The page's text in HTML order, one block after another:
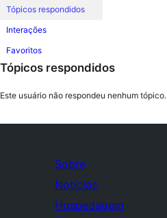
Tópicos respondidos
Interações
Favoritos
Tópicos respondidos
Este usuário não respondeu nenhum tópico.
Sobre
Notícias
Hospedagem